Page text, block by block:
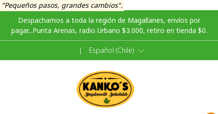
"Pequeños pasos, grandes cambios".
Despachamos a toda la región de Magallanes, envíos por
pagar...Punta Arenas, radio Urbano $3.000, retiro en tienda $0.
| Español (Chile)